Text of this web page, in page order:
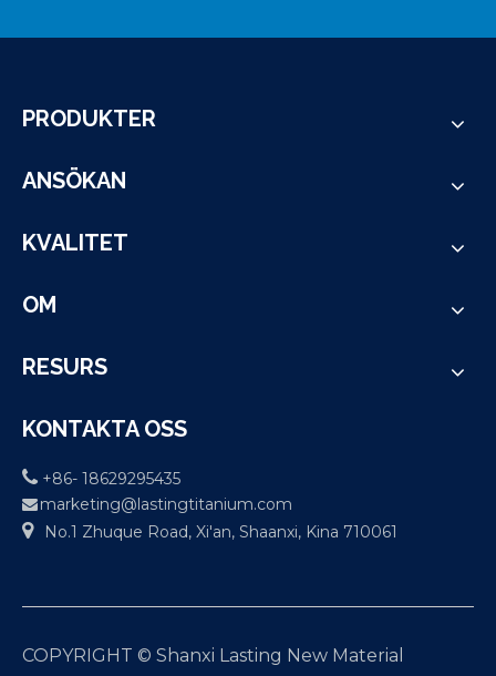
PRODUKTER
ANSÖKAN
KVALITET
OM
RESURS
KONTAKTA OSS
 +86- 18629295435
 marketing@lastingtitanium.com

No.1 Zhuque Road, Xi'an, Shaanxi, Kina 710061
COPYRIGHT © Shanxi Lasting New Material